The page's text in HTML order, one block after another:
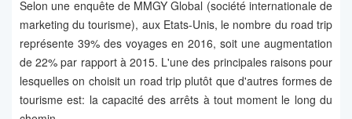
Selon une enquête de MMGY Global (société internationale de
marketing du tourisme), aux Etats-Unis, le nombre du road trip
représente 39% des voyages en 2016, soit une augmentation
de 22% par rapport à 2015. L'une des principales raisons pour
lesquelles on choisit un road trip plutôt que d'autres formes de
tourisme est: la capacité des arrêts à tout moment le long du